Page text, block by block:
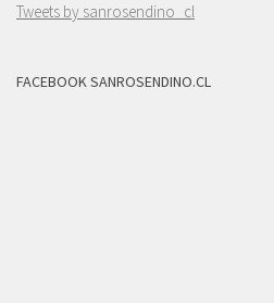
Tweets by sanrosendino_cl
FACEBOOK SANROSENDINO.CL